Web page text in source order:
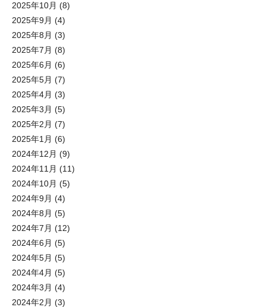
2025年10月 (8)
2025年9月 (4)
2025年8月 (3)
2025年7月 (8)
2025年6月 (6)
2025年5月 (7)
2025年4月 (3)
2025年3月 (5)
2025年2月 (7)
2025年1月 (6)
2024年12月 (9)
2024年11月 (11)
2024年10月 (5)
2024年9月 (4)
2024年8月 (5)
2024年7月 (12)
2024年6月 (5)
2024年5月 (5)
2024年4月 (5)
2024年3月 (4)
2024年2月 (3)